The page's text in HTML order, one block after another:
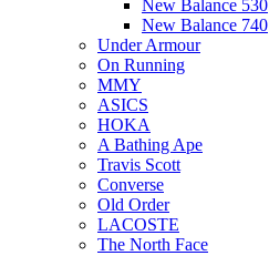
New Balance 530
New Balance 740
Under Armour
On Running
MMY
ASICS
HOKA
A Bathing Ape
Travis Scott
Converse
Old Order
LACOSTE
The North Face